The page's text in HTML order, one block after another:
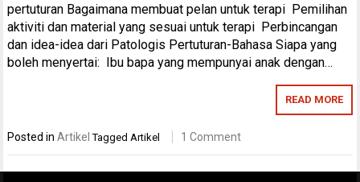
pertuturan Bagaimana membuat pelan untuk terapi Pemilihan
aktiviti dan material yang sesuai untuk terapi Perbincangan
dan idea-idea dari Patologis Pertuturan-Bahasa Siapa yang
boleh menyertai: Ibu bapa yang mempunyai anak dengan…
READ MORE
Posted inArtikel Tagged Artikel 1 Comment